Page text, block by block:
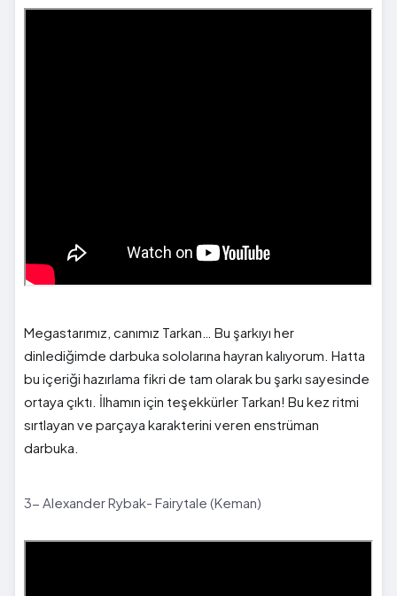
Megastarımız, canımız Tarkan… Bu şarkıyı her
dinlediğimde darbuka sololarına hayran kalıyorum. Hatta
bu içeriği hazırlama fikri de tam olarak bu şarkı sayesinde
ortaya çıktı. İlhamın için teşekkürler Tarkan! Bu kez ritmi
sırtlayan ve parçaya karakterini veren enstrüman
darbuka.
3- Alexander Rybak- Fairytale (Keman)